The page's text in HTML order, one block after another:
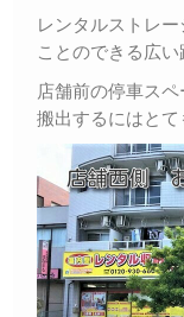
レンタルストレ
ことのできる広い
店舗前の停車ス
搬出するにはとて